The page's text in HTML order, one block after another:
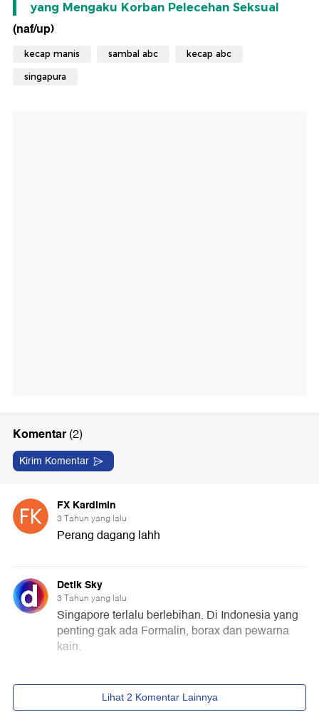
yang Mengaku Korban Pelecehan Seksual
(naf/up)
kecap manis sambal abc kecap abc
singapura